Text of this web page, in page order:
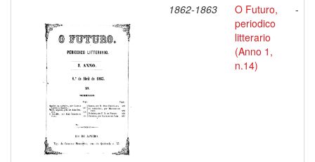
1862-1863
O Futuro,
periodico
litterario
(Anno 1,
n.14)
-